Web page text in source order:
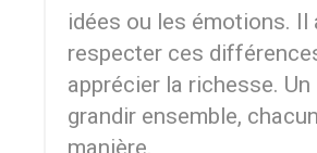
idées ou les émotions. Il
respecter ces
apprécier la richesse.
grandir ensemble,
manière.